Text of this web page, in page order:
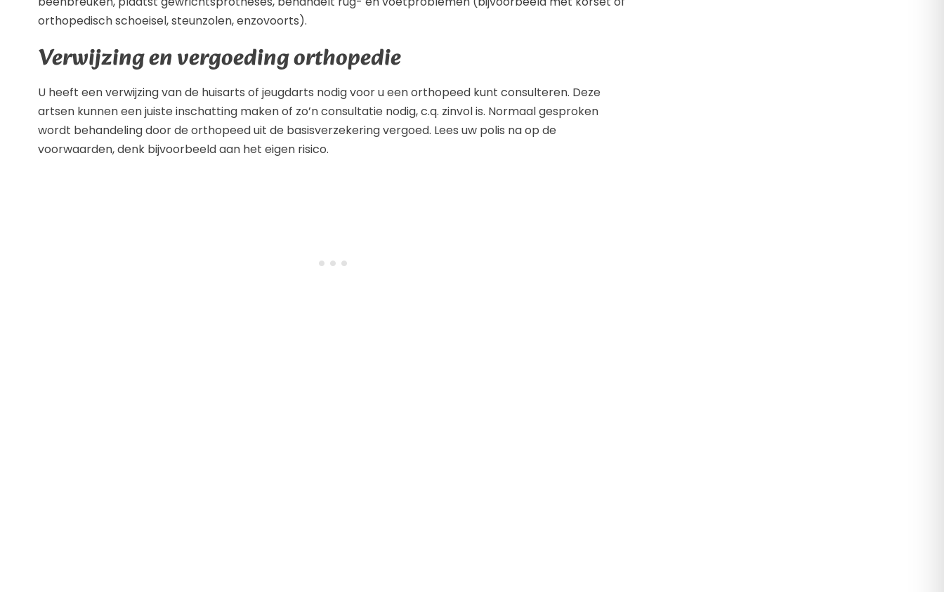
orthopedisch schoeisel, steunzolen, enzovoorts).
Verwijzing en vergoeding orthopedie
U heeft een verwijzing van de huisarts of jeugdarts nodig voor u een orthopeed kunt consulteren. Deze
artsen kunnen een juiste inschatting maken of zo’n consultatie nodig, c.q. zinvol is. Normaal gesproken
wordt behandeling door de orthopeed uit de basisverzekering vergoed. Lees uw polis na op de
voorwaarden, denk bijvoorbeeld aan het eigen risico.